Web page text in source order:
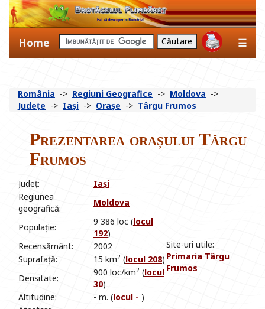
Home ☰
România -> Regiuni Geografice -> Moldova ->
Județe -> Iași -> Orașe -> Târgu Frumos
Prezentarea orașului Târgu
Frumos
Județ: Iași
Site-uri utile:
Primaria Târgu
Frumos
Regiunea
geografică:
Moldova
Populație:
9 386 loc (locul
192)
Recensământ:
2002
Suprafață:
15 km2 (locul 208)
Densitate:
900 loc/km2 (locul
30)
Altitudine:
- m. (locul - )